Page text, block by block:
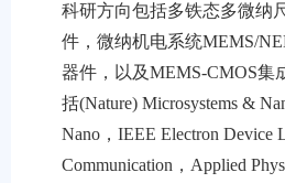
科研方向包括多铁态多微纳
件，微纳机电系统MEMS/
器件，以及MEMS-CMOS集
括(Nature) Microsystems &
Nano，IEEE Electron Device
Communication，Applied